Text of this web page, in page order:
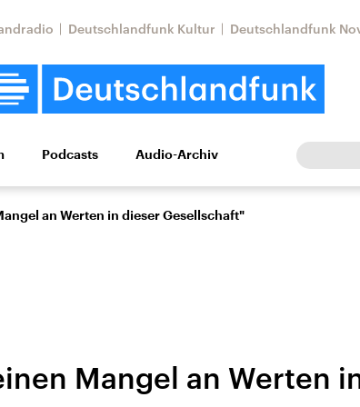
Deutschlandfunk Kultur Deutschlandfunk
Wissen Kultur Europa
Nahostkonflikt
Aktuelle Lage und
Iran
Podcasts Audio-Archiv
an Werten in dieser Gesellschaft"
Mangel an Werten